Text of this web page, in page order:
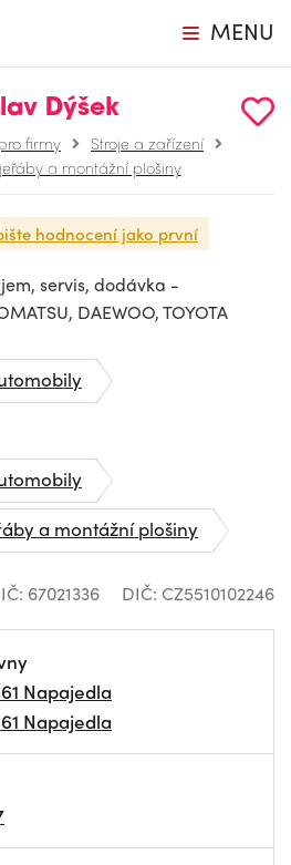
MENU
Dýšek
firmy
Stroje a zařízení
a montážní plošiny
hodnocení jako první
servis, dodávka -
DAEWOO, TOYOTA
a montážní plošiny
IČ: 67021336 DIČ: CZ5510102246
Napajedla
Napajedla